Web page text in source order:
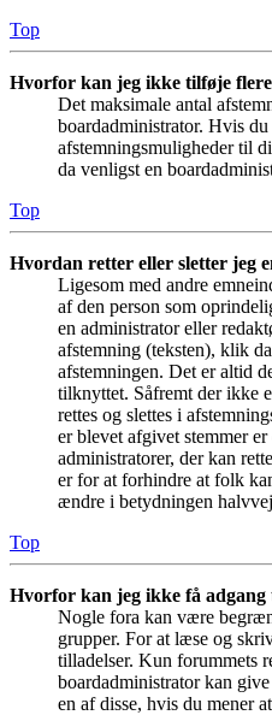
Top
Hvorfor kan jeg ikke tilføje
Det maksimale antal
boardadministrator. Hvis
afstemningsmuligheder til
da venligst en
Top
Hvordan retter eller sletter jeg
Ligesom med andre
af den person som
en administrator eller
afstemning (teksten), klik
afstemningen. Det er altid
tilknyttet. Såfremt der ikke
rettes og slettes i
er blevet afgivet stemmer
administratorer, der kan
er for at forhindre at folk
ændre i betydningen
Top
Hvorfor kan jeg ikke få adgang
Nogle fora kan være
grupper. For at læse og
tilladelser. Kun forummets
boardadministrator kan
en af disse, hvis du mener